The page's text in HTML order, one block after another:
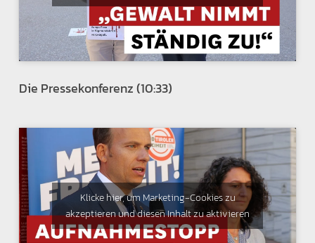
Die Pressekonferenz (10:33)
Klicke hier, um Marketing-Cookies zu
akzeptieren und diesen Inhalt zu aktivieren